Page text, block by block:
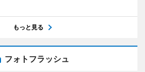
もっと見る
フォトフラッシュ